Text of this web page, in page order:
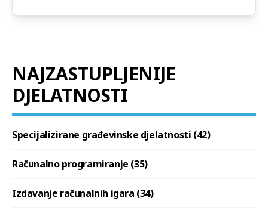
NAJZASTUPLJENIJE
DJELATNOSTI
Specijalizirane građevinske djelatnosti (42)
Računalno programiranje (35)
Izdavanje računalnih igara (34)